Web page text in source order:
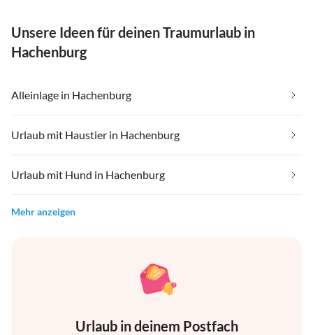
Unsere Ideen für deinen Traumurlaub in
Hachenburg
Alleinlage in Hachenburg
Urlaub mit Haustier in Hachenburg
Urlaub mit Hund in Hachenburg
Mehr anzeigen
Urlaub in deinem Postfach